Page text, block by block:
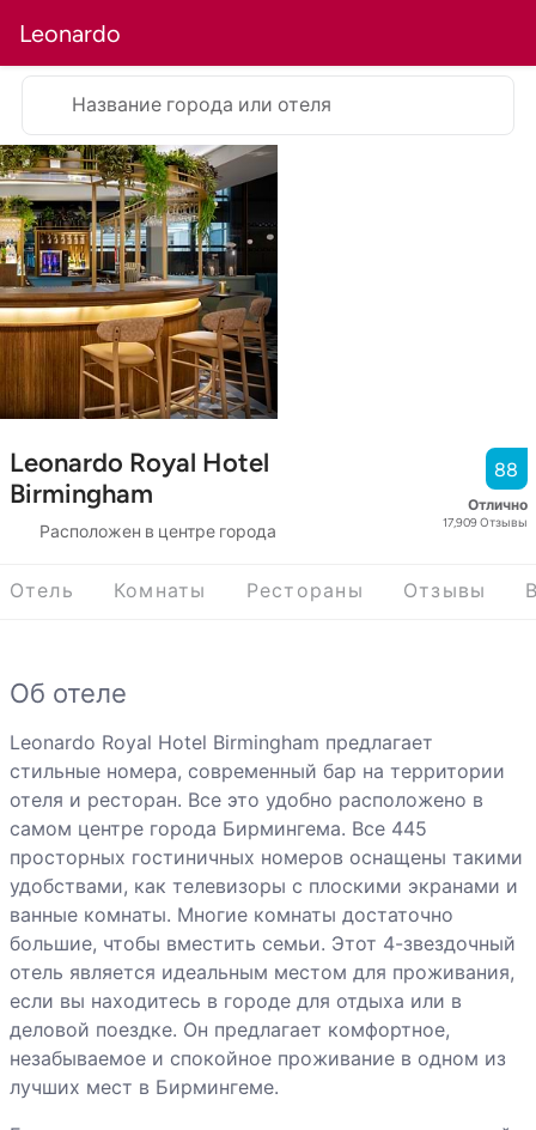
Leonardo
Leonardo Royal Hotel
Birmingham
Расположен в центре города
88
Отлично
17,909Отзывы
Название города или отеля
Отель Комнаты Рестораны Отзывы
Об отеле
Leonardo Royal Hotel Birmingham предлагает
стильные номера, современный бар на территории
отеля и ресторан. Все это удобно расположено в
самом центре города Бирмингема. Все 445
просторных гостиничных номеров оснащены такими
удобствами, как телевизоры с плоскими экранами и
ванные комнаты. Многие комнаты достаточно
большие, чтобы вместить семьи. Этот 4-звездочный
отель является идеальным местом для проживания,
если вы находитесь в городе для отдыха или в
деловой поездке. Он предлагает комфортное,
незабываемое и спокойное проживание в одном из
лучших мест в Бирмингеме.